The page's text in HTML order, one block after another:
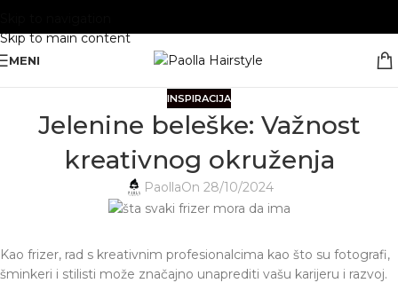
Skip to main content
MENI
INSPIRACIJA
Jelenine beleške: Važnost
kreativnog okruženja
PaollaOn 28/10/2024
Kao frizer, rad s kreativnim profesionalcima kao što su fotografi,
šminkeri i stilisti može značajno unaprediti vašu karijeru i razvoj.